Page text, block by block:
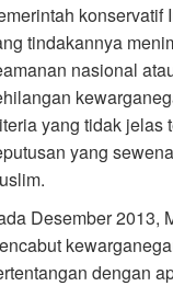
konservatif
tindakannya
nasional
yang tidak jelas
yang
Desember 2013,
dengan